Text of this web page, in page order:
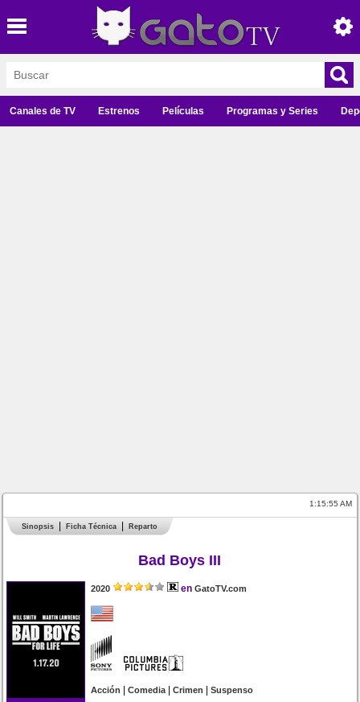
Canales de TV Estrenos Películas Programas y Series
1:15:55 AM
Sinopsis Ficha Técnica Reparto
Bad Boys III
2020 en GatoTV.com
Acción |Comedia|Crimen |Suspenso